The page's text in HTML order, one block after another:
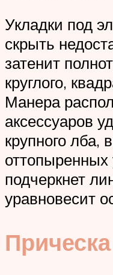
Укладки под
скрыть
затенит
круглого,
Манера
аксессуаров
крупного лба,
подчеркнет
уравновесит